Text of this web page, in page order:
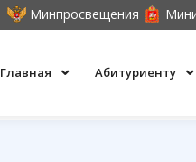
Минпросвещения
Главная Абитуриенту